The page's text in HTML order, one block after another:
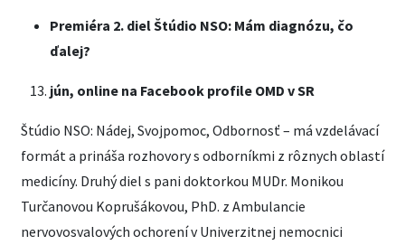
Premiéra 2. diel Štúdio NSO: Mám diagnózu, čo
ďalej?
jún, online na Facebook profile OMD v SR
Štúdio NSO: Nádej, Svojpomoc, Odbornosť – má vzdelávací
formát a prináša rozhovory s odborníkmi z rôznych oblastí
medicíny. Druhý diel s pani doktorkou MUDr. Monikou
Turčanovou Koprušákovou, PhD. z Ambulancie
nervovosvalových ochorení v Univerzitnej nemocnici